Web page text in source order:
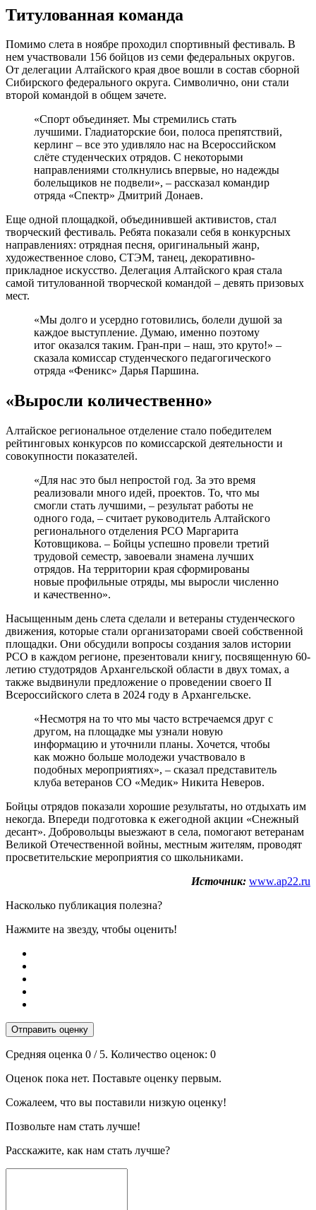
Титулованная команда
Помимо слета в ноябре проходил спортивный фестиваль. В
нем участвовали 156 бойцов из семи федеральных округов.
От делегации Алтайского края двое вошли в состав сборной
Сибирского федерального округа. Символично, они стали
второй командой в общем зачете.
«Спорт объединяет. Мы стремились стать
лучшими. Гладиаторские бои, полоса препятствий,
керлинг – все это удивляло нас на Всероссийском
слёте студенческих отрядов. С некоторыми
направлениями столкнулись впервые, но надежды
болельщиков не подвели», – рассказал командир
отряда «Спектр» Дмитрий Донаев.
Еще одной площадкой, объединившей активистов, стал
творческий фестиваль. Ребята показали себя в конкурсных
направлениях: отрядная песня, оригинальный жанр,
художественное слово, СТЭМ, танец, декоративно-
прикладное искусство. Делегация Алтайского края стала
самой титулованной творческой командой – девять призовых
мест.
«Мы долго и усердно готовились, болели душой за
каждое выступление. Думаю, именно поэтому
итог оказался таким. Гран-при – наш, это круто!» –
сказала комиссар студенческого педагогического
отряда «Феникс» Дарья Паршина.
«Выросли количественно»
Алтайское региональное отделение стало победителем
рейтинговых конкурсов по комиссарской деятельности и
совокупности показателей.
«Для нас это был непростой год. За это время
реализовали много идей, проектов. То, что мы
смогли стать лучшими, – результат работы не
одного года, – считает руководитель Алтайского
регионального отделения РСО Маргарита
Котовщикова. – Бойцы успешно провели третий
трудовой семестр, завоевали знамена лучших
отрядов. На территории края сформированы
новые профильные отряды, мы выросли численно
и качественно».
Насыщенным день слета сделали и ветераны студенческого
движения, которые стали организаторами своей собственной
площадки. Они обсудили вопросы создания залов истории
РСО в каждом регионе, презентовали книгу, посвященную 60-
летию студотрядов Архангельской области в двух томах, а
также выдвинули предложение о проведении своего II
Всероссийского слета в 2024 году в Архангельске.
«Несмотря на то что мы часто встречаемся друг с
другом, на площадке мы узнали новую
информацию и уточнили планы. Хочется, чтобы
как можно больше молодежи участвовало в
подобных мероприятиях», – сказал представитель
клуба ветеранов СО «Медик» Никита Неверов.
Бойцы отрядов показали хорошие результаты, но отдыхать им
некогда. Впереди подготовка к ежегодной акции «Снежный
десант». Добровольцы выезжают в села, помогают ветеранам
Великой Отечественной войны, местным жителям, проводят
просветительские мероприятия со школьниками.
Источник: www.ap22.ru
Насколько публикация полезна?
Нажмите на звезду, чтобы оценить!
Отправить оценку
Средняя оценка 0 / 5. Количество оценок: 0
Оценок пока нет. Поставьте оценку первым.
Сожалеем, что вы поставили низкую оценку!
Позвольте нам стать лучше!
Расскажите, как нам стать лучше?